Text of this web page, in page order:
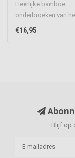
Heerlijke bamboe
onderbroeken van
Apollo, voelen super
aan en dra..
€16,95
Blijf op